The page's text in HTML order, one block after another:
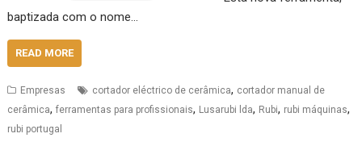
baptizada com o nome…
READ MORE
Empresas cortador eléctrico de cerâmica, cortador manual de
cerâmica,ferramentas para profissionais, Lusarubi lda, Rubi, rubi máquinas,
rubi portugal